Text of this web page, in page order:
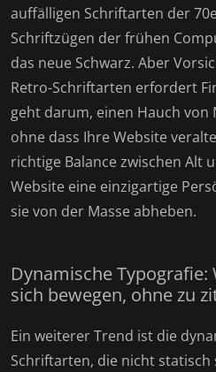
auffälligen Schriftarten der
Schriftzügen der frühen
das neue Schwarz. Aber
Retro-Schriftarten erfordert
geht darum, einen Hauch
ohne dass Ihre Website
richtige Balance zwischen Alt
Website eine einzigartige
sie von der Masse abheben.
Dynamische
sich bewegen, ohne zu
Ein weiterer Trend ist die
Schriftarten, die nicht statisch